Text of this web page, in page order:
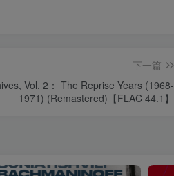
下一篇
Vol. 2： The Reprise Years (1968-
1971) (Remastered)【FLAC 44.1】